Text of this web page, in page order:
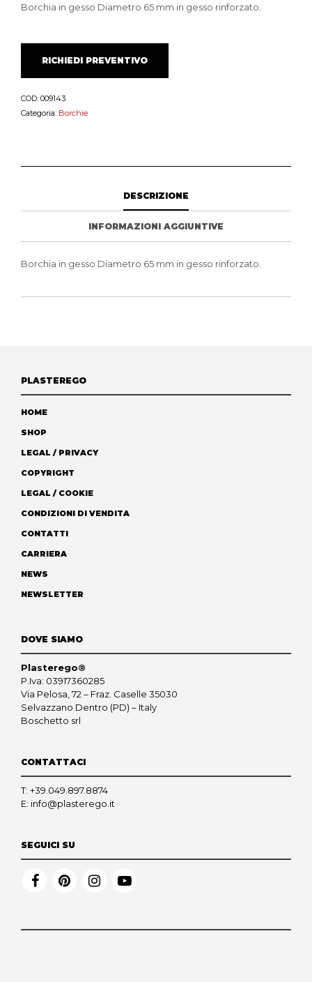
Borchia in gesso Diametro 65 mm in gesso rinforzato.
RICHIEDI PREVENTIVO
COD: 009143
Categoria: Borchie
DESCRIZIONE
INFORMAZIONI AGGIUNTIVE
Borchia in gesso Diametro 65 mm in gesso rinforzato.
PLASTEREGO
HOME
SHOP
LEGAL / PRIVACY
COPYRIGHT
LEGAL / COOKIE
CONDIZIONI DI VENDITA
CONTATTI
CARRIERA
NEWS
NEWSLETTER
DOVE SIAMO
Plasterego®
P.Iva: 03917360285
Via Pelosa, 72 – Fraz. Caselle 35030
Selvazzano Dentro (PD) – Italy
Boschetto srl
CONTATTACI
T: +39.049.897.8874
E: info@plasterego.it
SEGUICI SU